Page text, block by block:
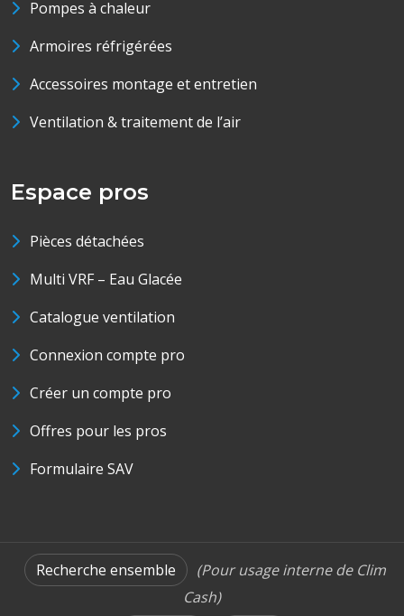
Pompes à chaleur
Armoires réfrigérées
Accessoires montage et entretien
Ventilation & traitement de l’air
Espace pros
Pièces détachées
Multi VRF – Eau Glacée
Catalogue ventilation
Connexion compte pro
Créer un compte pro
Offres pour les pros
Formulaire SAV
Recherche ensemble
(Pour usage interne de Clim
Cash)